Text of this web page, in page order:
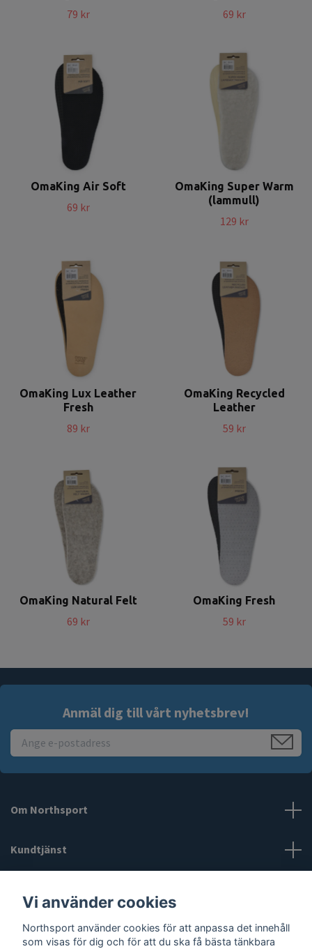
79 kr 69 kr
OmaKing Air Soft
69 kr
OmaKing Super Warm
(lammull)
129 kr
OmaKing Lux Leather
Fresh
89 kr
OmaKing Recycled
Leather
59 kr
OmaKing Natural Felt
69 kr
OmaKing Fresh
59 kr
Anmäl dig till vårt nyhetsbrev!
Om Northsport
Kundtjänst
Sociala medier
Vi använder cookies
Northsport använder cookies för att anpassa det innehåll
som visas för dig och för att du ska få bästa tänkbara